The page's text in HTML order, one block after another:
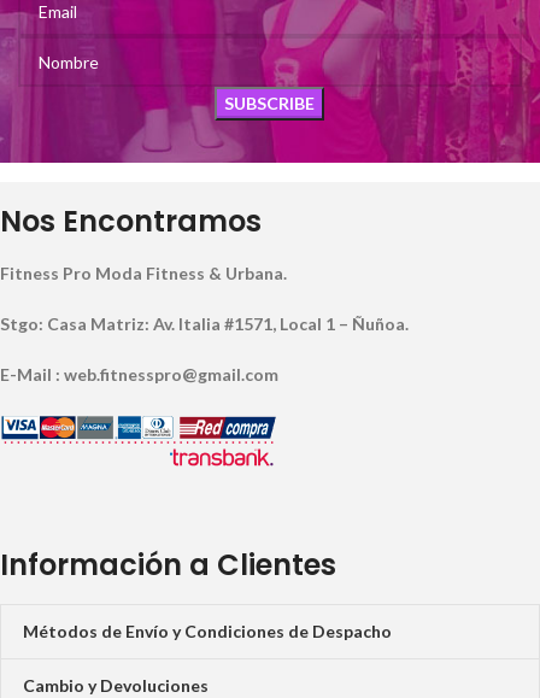
Nos Encontramos
Fitness Pro Moda Fitness & Urbana.
Stgo: Casa Matriz: Av. Italia #1571, Local 1 – Ñuñoa.
E-Mail : web.fitnesspro@gmail.com
Información a Clientes
Métodos de Envío y Condiciones de Despacho
Cambio y Devoluciones